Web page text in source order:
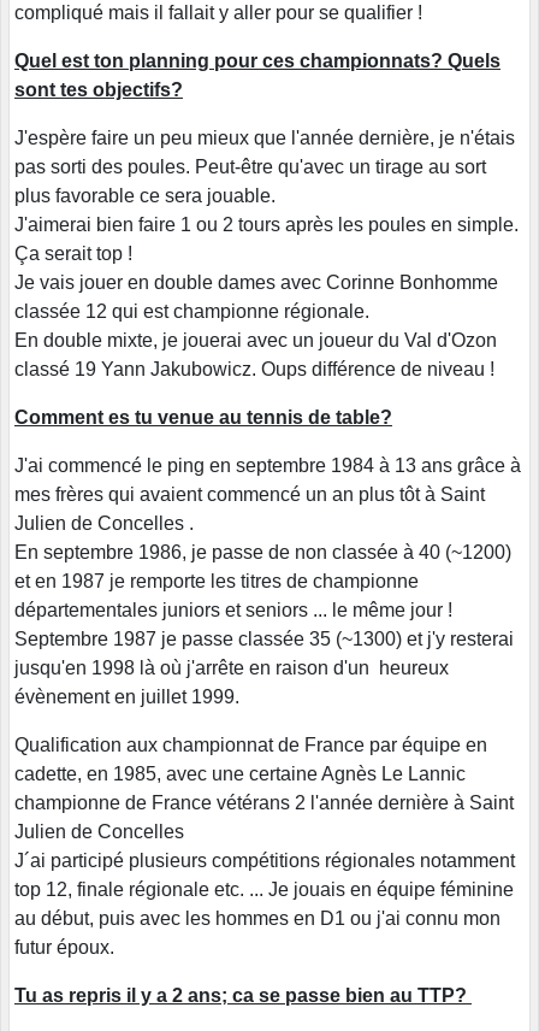
compliqué mais il fallait y aller pour se qualifier !
Quel est ton planning pour ces championnats? Quels
sont tes objectifs?
J'espère faire un peu mieux que l'année dernière, je n'étais
pas sorti des poules. Peut-être qu'avec un tirage au sort
plus favorable ce sera jouable.
J'aimerai bien faire 1 ou 2 tours après les poules en simple.
Ça serait top !
Je vais jouer en double dames avec Corinne Bonhomme
classée 12 qui est championne régionale.
En double mixte, je jouerai avec un joueur du Val d'Ozon
classé 19 Yann Jakubowicz. Oups différence de niveau !
Comment es tu venue au tennis de table?
J'ai commencé le ping en septembre 1984 à 13 ans grâce à
mes frères qui avaient commencé un an plus tôt à Saint
Julien de Concelles .
En septembre 1986, je passe de non classée à 40 (~1200)
et en 1987 je remporte les titres de championne
départementales juniors et seniors ... le même jour !
Septembre 1987 je passe classée 35 (~1300) et j'y resterai
jusqu'en 1998 là où j'arrête en raison d'un heureux
évènement en juillet 1999.
Qualification aux championnat de France par équipe en
cadette, en 1985, avec une certaine Agnès Le Lannic
championne de France vétérans 2 l'année dernière à Saint
Julien de Concelles
J´ai participé plusieurs compétitions régionales notamment
top 12, finale régionale etc. ... Je jouais en équipe féminine
au début, puis avec les hommes en D1 ou j'ai connu mon
futur époux.
Tu as repris il y a 2 ans; ca se passe bien au TTP?